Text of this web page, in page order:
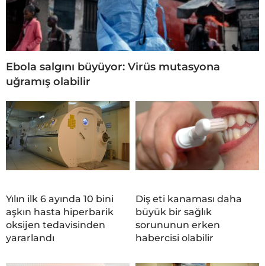
Ebola salgını büyüyor: Virüs mutasyona
uğramış olabilir
Yılın ilk 6 ayında 10 bini
aşkın hasta hiperbarik
oksijen tedavisinden
yararlandı
Diş eti kanaması daha
büyük bir sağlık
sorununun erken
habercisi olabilir